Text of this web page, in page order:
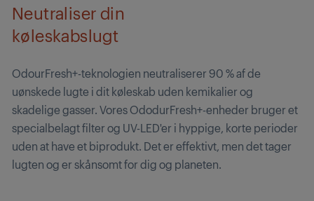
Neutraliser din
køleskabslugt
OdourFresh+-teknologien neutraliserer 90 % af de
uønskede lugte i dit køleskab uden kemikalier og
skadelige gasser. Vores OdodurFresh+-enheder bruger et
specialbelagt filter og UV-LED'er i hyppige, korte perioder
uden at have et biprodukt. Det er effektivt, men det tager
lugten og er skånsomt for dig og planeten.